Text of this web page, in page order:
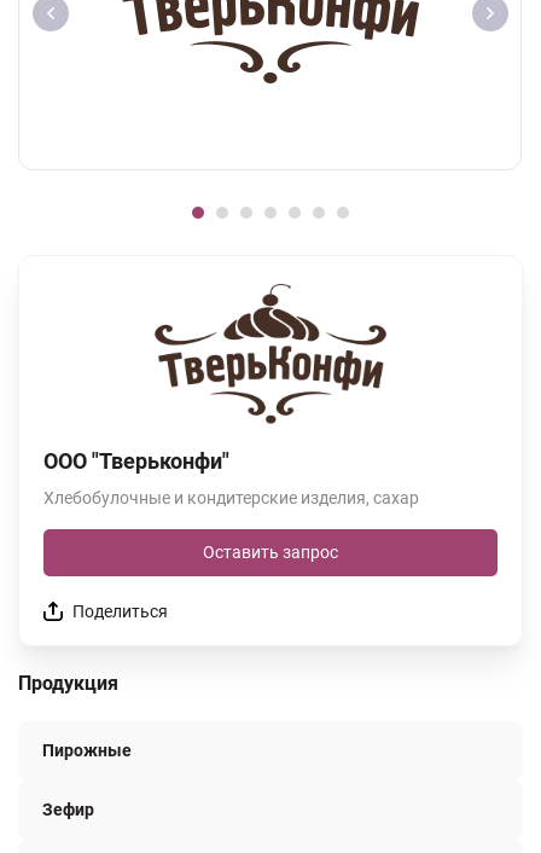
Продукция
Пирожные
Зефир
ООО "Тверьконфи"
Хлебобулочные и кондитерские изделия, сахар
Оставить запрос
Поделиться